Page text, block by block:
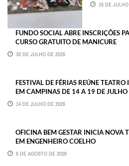
16 DE
FUNDO SOCIAL ABRE INSCRIÇÕES
CURSO GRATUITO DE MANICURE
30 DE JULHO DE 2026
FESTIVAL DE FÉRIAS REÚNE
EM CAMPINAS DE 14 A 19 DE JULHO
14 DE JULHO DE 2026
OFICINA BEM GESTAR INICIA NOVA
EM ENGENHEIRO COELHO
6 DE AGOSTO DE 2026